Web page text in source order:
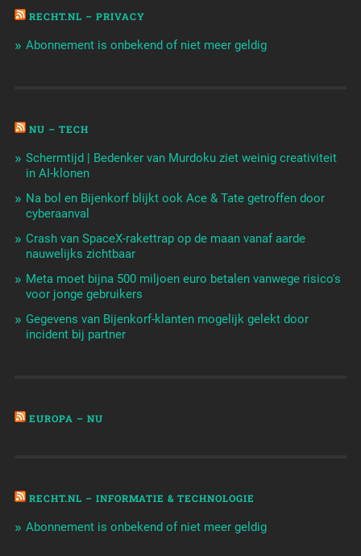
RECHT.NL – PRIVACY
Abonnement is onbekend of niet meer geldig
NU – TECH
Schermtijd | Bedenker van Murdoku ziet weinig creativiteit
in AI-klonen
Na bol en Bijenkorf blijkt ook Ace & Tate getroffen door
cyberaanval
Crash van SpaceX-rakettrap op de maan vanaf aarde
nauwelijks zichtbaar
Meta moet bijna 500 miljoen euro betalen vanwege risico's
voor jonge gebruikers
Gegevens van Bijenkorf-klanten mogelijk gelekt door
incident bij partner
EUROPA – NU
RECHT.NL – INFORMATIE & TECHNOLOGIE
Abonnement is onbekend of niet meer geldig